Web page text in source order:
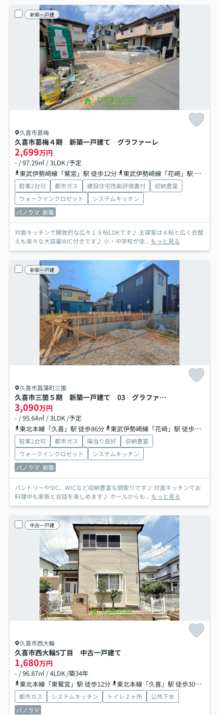
新築一戸建
久喜市葛梅
久喜市葛梅４期 新築一戸建て グラファーレ
2,699万円
- / 97.29㎡ / 3LDK /予定
東武伊勢崎線「鷲宮」駅 徒歩12分
東武伊勢崎線「花崎」駅 徒歩38分
駐車2台可 都市ガス 建設住宅性能評価書付
収納豊富
ウォークインクロゼット
システムキッチン
パノラマ 新築
対面キッチンで開放的な広々１９帖LDKです♪ 主寝室は８帖と広く衣替
えも楽々な大容量WIC付きです♪ 小・中学校が徒... もっと見る
新築一戸建
久喜市菖蒲町三箇
久喜市三箇５期 新築一戸建て 03 グラファーレ
3,090万円
- / 95.64㎡ / 3LDK /予定
東北本線「久喜」駅 徒歩86分
東武伊勢崎線「花崎」駅 徒歩71分
駐車2台可 都市ガス 陽当り良好
収納豊富
ウォークインクロゼット
システムキッチン
パノラマ 新築
パントリーやSIC、WICなど収納豊富な間取りです♪ 対面キッチンでお
料理中も家族と会話を楽しめます♪ ホールからも... もっと見る
中古一戸建
久喜市西大輪
久喜市西大輪5丁目 中古一戸建て
1,680万円
- / 96.87㎡ / 4LDK /築34年
東北本線「東鷲宮」駅 徒歩12分
東北本線「久喜」駅 徒歩30分
都市ガス システムキッチン トイレ２ヶ所
公共下水
パノラマ